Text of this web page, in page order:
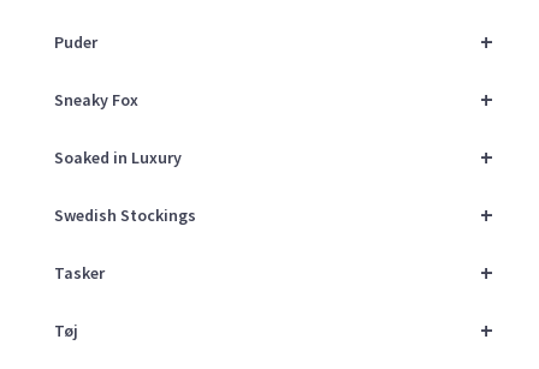
+
Puder
+
Sneaky Fox
+
Soaked in Luxury
+
Swedish Stockings
+
Tasker
+
Tøj